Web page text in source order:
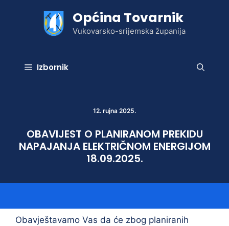
Općina Tovarnik
Vukovarsko-srijemska županija
Izbornik
12. rujna 2025.
OBAVIJEST O PLANIRANOM PREKIDU
NAPAJANJA ELEKTRIČNOM ENERGIJOM
18.09.2025.
Obavještavamo Vas da će zbog planiranih